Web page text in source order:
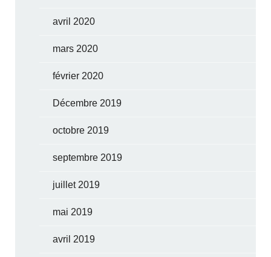
avril 2020
mars 2020
février 2020
Décembre 2019
octobre 2019
septembre 2019
juillet 2019
mai 2019
avril 2019